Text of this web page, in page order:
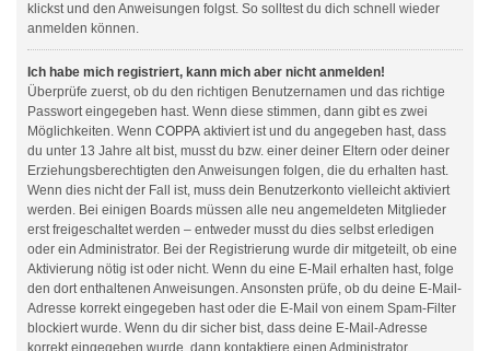
klickst und den Anweisungen folgst. So solltest du dich schnell wieder
anmelden können.
Ich habe mich registriert, kann mich aber nicht anmelden!
Überprüfe zuerst, ob du den richtigen Benutzernamen und das richtige
Passwort eingegeben hast. Wenn diese stimmen, dann gibt es zwei
Möglichkeiten. Wenn COPPA aktiviert ist und du angegeben hast, dass
du unter 13 Jahre alt bist, musst du bzw. einer deiner Eltern oder deiner
Erziehungsberechtigten den Anweisungen folgen, die du erhalten hast.
Wenn dies nicht der Fall ist, muss dein Benutzerkonto vielleicht aktiviert
werden. Bei einigen Boards müssen alle neu angemeldeten Mitglieder
erst freigeschaltet werden – entweder musst du dies selbst erledigen
oder ein Administrator. Bei der Registrierung wurde dir mitgeteilt, ob eine
Aktivierung nötig ist oder nicht. Wenn du eine E-Mail erhalten hast, folge
den dort enthaltenen Anweisungen. Ansonsten prüfe, ob du deine E-Mail-
Adresse korrekt eingegeben hast oder die E-Mail von einem Spam-Filter
blockiert wurde. Wenn du dir sicher bist, dass deine E-Mail-Adresse
korrekt eingegeben wurde, dann kontaktiere einen Administrator.